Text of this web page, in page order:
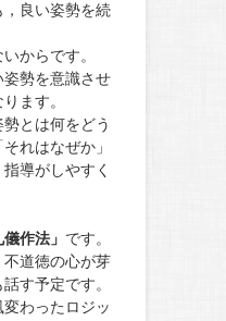
，良い姿勢を続
からです。
勢を意識させ
ます。
とは何をどう
れはなぜか」
導がしやすく
儀作法」 です。
不道徳の心が芽
す予定です。
わったロジッ